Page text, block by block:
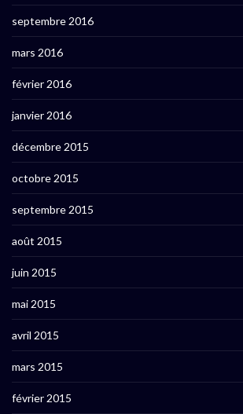
septembre 2016
mars 2016
février 2016
janvier 2016
décembre 2015
octobre 2015
septembre 2015
août 2015
juin 2015
mai 2015
avril 2015
mars 2015
février 2015